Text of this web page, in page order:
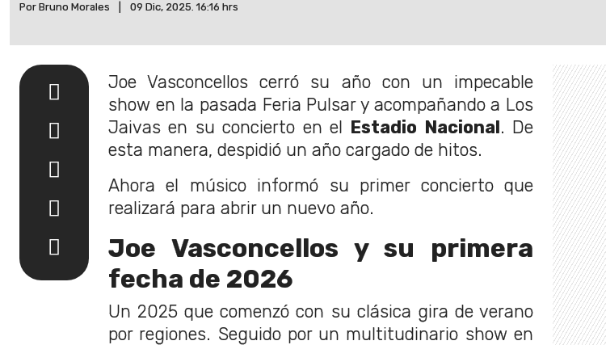
Por Bruno Morales 09 Dic, 2025. 16:16 hrs
Joe Vasconcellos cerró su año con un impecable
show en la pasada Feria Pulsar y acompañando a Los
Jaivas en su concierto en el Estadio Nacional. De
esta manera, despidió un año cargado de hitos.
Ahora el músico informó su primer concierto que
realizará para abrir un nuevo año.
Joe Vasconcellos y su primera
fecha de 2026
Un 2025 que comenzó con su clásica gira de verano
por regiones. Seguido por un multitudinario show en